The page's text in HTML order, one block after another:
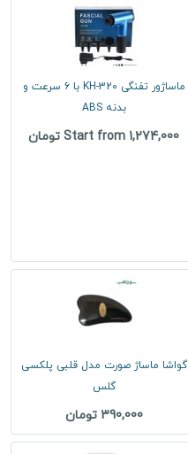
ماساژور تفنگی KH-320 با ۶ سرعت و
بدنه ABS
Start from 1,274,000 تومان
گواشا ماساژ صورت مدل قلبی پلکسی
گلس
390,000 تومان